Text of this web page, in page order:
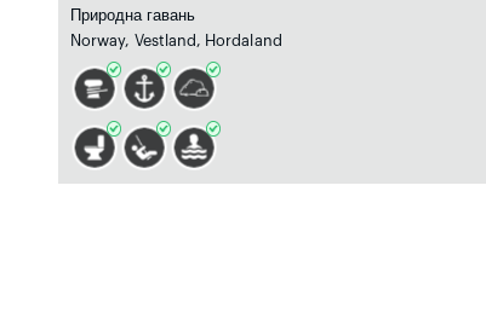
Природна гавань
Norway, Vestland, Hordaland